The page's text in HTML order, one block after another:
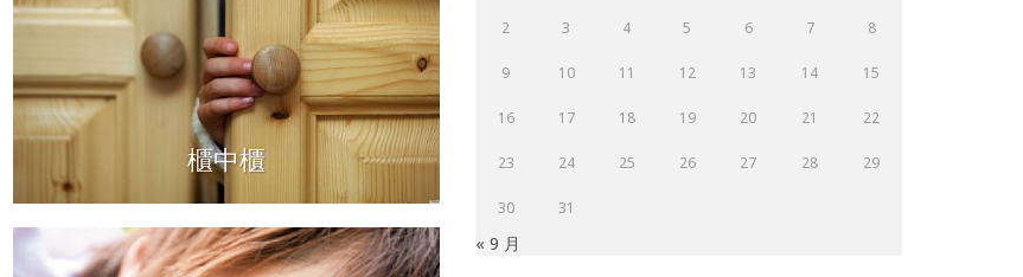
櫃中櫃
2 3 4 5 6 7 8
9 10 11 12 13 14 15
16 17 18 19 20 21 22
23 24 25 26 27 28 29
30 31
« 9 月